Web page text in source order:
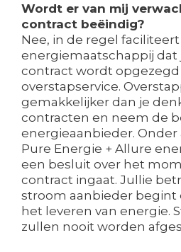
Wordt er van mij
contract beëindig?
Nee, in de regel
energiemaatschappij dat
contract wordt
overstapservice.
gemakkelijker dan je
contracten en neem de
energieaanbieder.
Pure Energie + Allure
een besluit over het
contract ingaat. Jullie
stroom aanbieder begint
het leveren van energie.
zullen nooit worden